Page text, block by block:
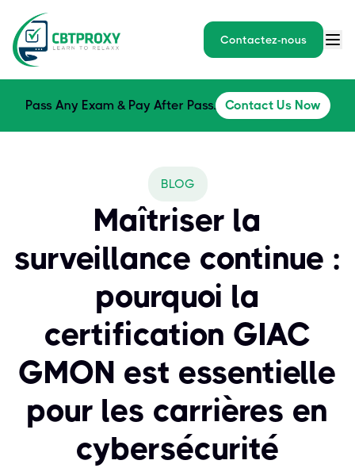
Contactez-nous
Pass Any Exam & Pay After Pass. Contact Us Now
BLOG
Maîtriser la
surveillance continue :
pourquoi la
certification GIAC
GMON est essentielle
pour les carrières en
cybersécurité